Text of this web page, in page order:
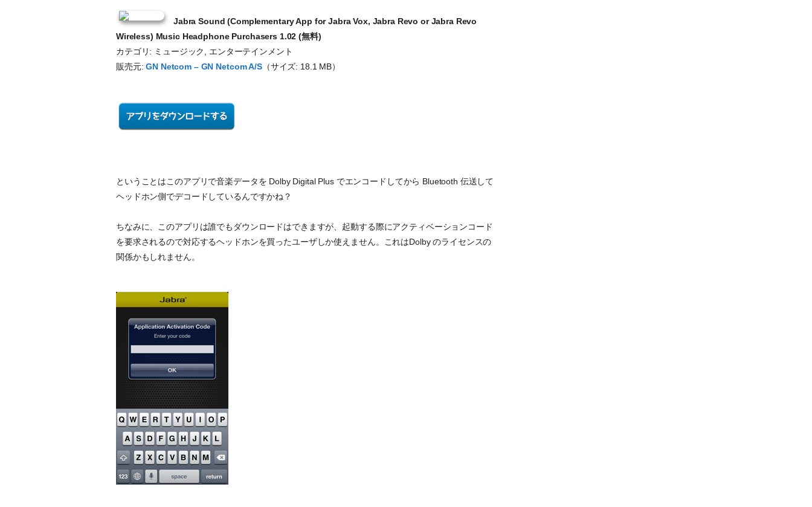
Jabra Sound (Complementary App for Jabra Vox, Jabra Revo or Jabra Revo
Wireless) Music Headphone Purchasers 1.02 (無料)
カテゴリ: ミュージック, エンターテインメント
販売元:GN Netcom – GN Netcom A/S（サイズ: 18.1 MB）
ということはこのアプリで音楽データを Dolby Digital Plus でエンコードしてから Bluetooth 伝送して
ヘッドホン側でデコードしているんですかね？
ちなみに、このアプリは誰でもダウンロードはできますが、起動する際にアクティベーションコード
を要求されるので対応するヘッドホンを買ったユーザしか使えません。これはDolby のライセンスの
関係かもしれません。